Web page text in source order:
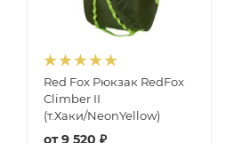
Red Fox Рюкзак RedFox
Climber II
(т.Хаки/NeonYellow)
от9 520 ₽